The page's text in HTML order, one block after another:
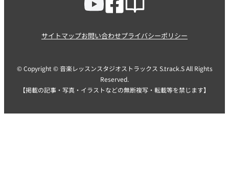
サイトマップお問い合わせプライバシーポリシー
© Copyright © 音楽レッスンスタジオストラックス S.track.S All Rights
Reserved.
【掲載の記事・写真・イラストなどの無断複写・転載等を禁じます】